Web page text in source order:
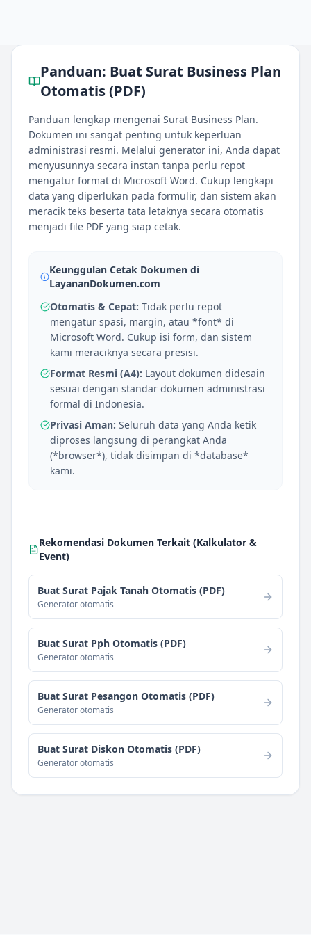
Panduan: Buat Surat Business Plan
Otomatis (PDF)
Panduan lengkap mengenai Surat Business Plan.
Dokumen ini sangat penting untuk keperluan
administrasi resmi. Melalui generator ini, Anda dapat
menyusunnya secara instan tanpa perlu repot
mengatur format di Microsoft Word. Cukup lengkapi
data yang diperlukan pada formulir, dan sistem akan
meracik teks beserta tata letaknya secara otomatis
menjadi file PDF yang siap cetak.
Keunggulan Cetak Dokumen di
LayananDokumen.com
Otomatis & Cepat: Tidak perlu repot
mengatur spasi, margin, atau *font* di
Microsoft Word. Cukup isi form, dan sistem
kami meraciknya secara presisi.
Format Resmi (A4): Layout dokumen didesain
sesuai dengan standar dokumen administrasi
formal di Indonesia.
Privasi Aman: Seluruh data yang Anda ketik
diproses langsung di perangkat Anda
(*browser*), tidak disimpan di *database*
kami.
Rekomendasi Dokumen Terkait (Kalkulator &
Event)
Buat Surat Pajak Tanah Otomatis (PDF)
Generator otomatis
Buat Surat Pph Otomatis (PDF)
Generator otomatis
Buat Surat Pesangon Otomatis (PDF)
Generator otomatis
Buat Surat Diskon Otomatis (PDF)
Generator otomatis